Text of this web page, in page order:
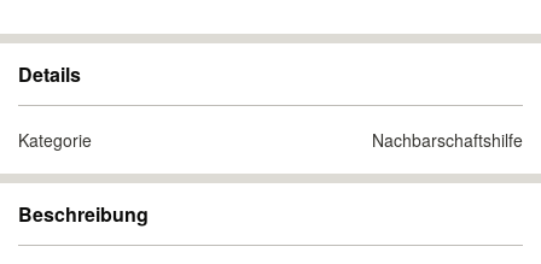
Details
Kategorie Nachbarschaftshilfe
Beschreibung